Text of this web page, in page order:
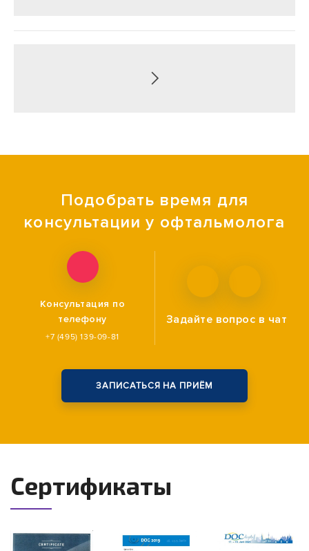
Подобрать время для
консультации у офтальмолога
Консультация по
телефону
+7 (495) 139-09-81
Задайте вопрос в чат
ЗАПИСАТЬСЯ НА ПРИЁМ
Сертификаты